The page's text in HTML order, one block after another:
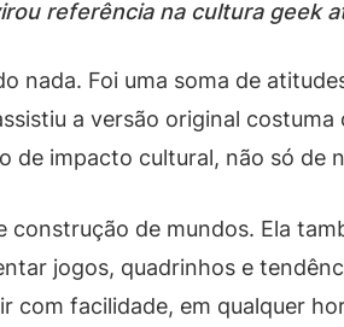
referência na cultura geek
nada. Foi uma soma de
a versão original costuma
de impacto cultural, não só de
construção de mundos. Ela
jogos, quadrinhos e
com facilidade, em qualquer